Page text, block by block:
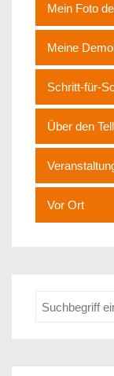
Mein Foto
Meine
Schritt-für-
Über den
Vor Ort